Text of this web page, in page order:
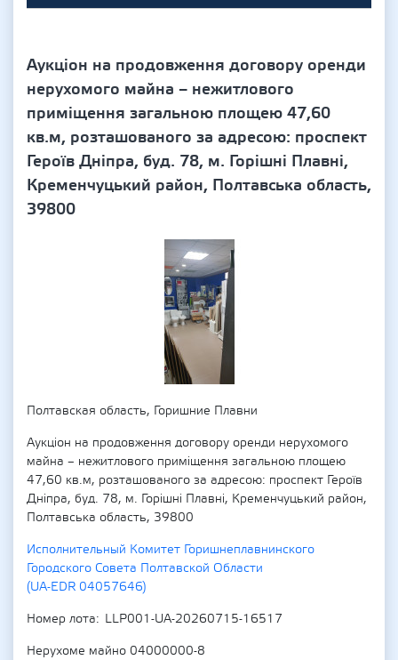
Аукціон на продовження договору оренди
нерухомого майна – нежитлового
приміщення загальною площею 47,60
кв.м, розташованого за адресою: проспект
Героїв Дніпра, буд. 78, м. Горішні Плавні,
Кременчуцький район, Полтавська область,
39800
Полтавская область, Горишние Плавни
Аукціон на продовження договору оренди нерухомого
майна – нежитлового приміщення загальною площею
47,60 кв.м, розташованого за адресою: проспект Героїв
Дніпра, буд. 78, м. Горішні Плавні, Кременчуцький район,
Полтавська область, 39800
Исполнительный Комитет Горишнеплавнинского
Городского Совета Полтавской Области
(UA-EDR 04057646)
Номер лота
LLP001-UA-20260715-16517
Нерухоме майно 04000000-8